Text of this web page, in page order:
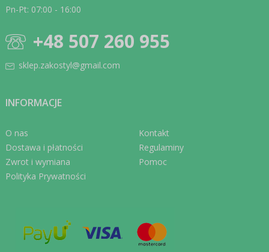
Pn-Pt: 07:00 - 16:00
+48 507 260 955
sklep.zakostyl@gmail.com
INFORMACJE
O nas
Dostawa i płatności
Zwrot i wymiana
Polityka Prywatności
Kontakt
Regulaminy
Pomoc